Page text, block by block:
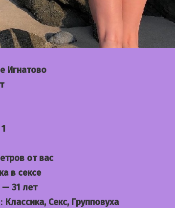
Игнатово
1
от вас
в сексе
— 31 лет
Классика, Секс, Групповуха